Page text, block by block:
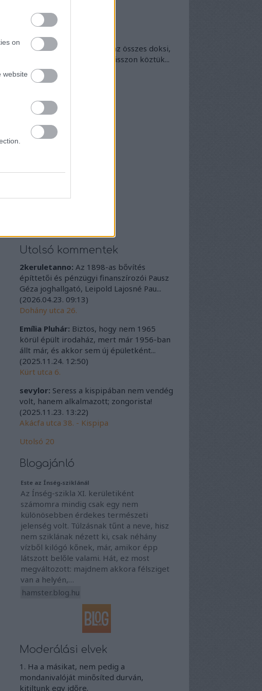
on
website
Dokumentumtár
Dokumentumok
Itt egyben található meg az összes doksi,
akinek van kedve - bogarásszon köztük...
Archívum
2025 szeptember
2025 április
2025 február
2025 január
2024 október
2024 augusztus
Utolsó kommentek
2keruletanno: Az 1898-as bővítés
építtetői és pénzügyi finanszírozói Pausz
Géza joghallgató, Leipold Lajosné Pau...
(2026.04.23. 09:13)
Dohány utca 26.
Emília Pluhár: Biztos, hogy nem 1965
körül épült irodaház, mert már 1956-ban
állt már, és akkor sem új épületként...
(2025.11.24. 12:50)
Kürt utca 6.
sevylor: Seress a kispipában nem vendég
volt, hanem alkalmazott; zongorista!
(2025.11.23. 13:22)
Akácfa utca 38. - Kispipa
Utolsó 20
Blogajánló
Este az Ínség-sziklánál
Az Ínség-szikla XI. kerületiként
számomra mindig csak egy nem
különösebben érdekes természeti
jelenség volt. Túlzásnak tűnt a neve, hisz
nem sziklának nézett ki, csak néhány
vízből kilógó kőnek, már, amikor épp
látszott belőle valami. Hát, ez most
megváltozott: majdnem akkora félsziget
van a helyén,…
hamster.blog.hu
Moderálási elvek
1. Ha a másikat, nem pedig a
mondanivalóját minősíted durván,
kitiltunk egy időre.